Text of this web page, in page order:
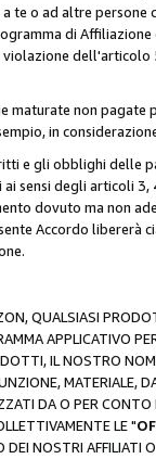
te o ad altre
di
non
in
e gli obblighi delle
sensi degli articoli
dovuto ma non
Accordo
QUALSIASI
APPLICATIVO
IL NOSTRO
MATERIALE,
DA O PER
LE "
NOSTRI